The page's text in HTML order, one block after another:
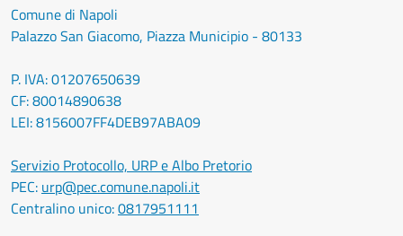
Comune di Napoli
Palazzo San Giacomo, Piazza Municipio - 80133
P. IVA: 01207650639
CF: 80014890638
LEI: 8156007FF4DEB97ABA09
Servizio Protocollo, URP e Albo Pretorio
PEC: urp@pec.comune.napoli.it
Centralino unico:0817951111